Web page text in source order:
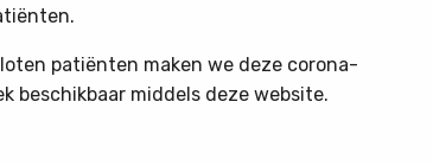
patiënten maken we deze corona-
beschikbaar middels deze website.